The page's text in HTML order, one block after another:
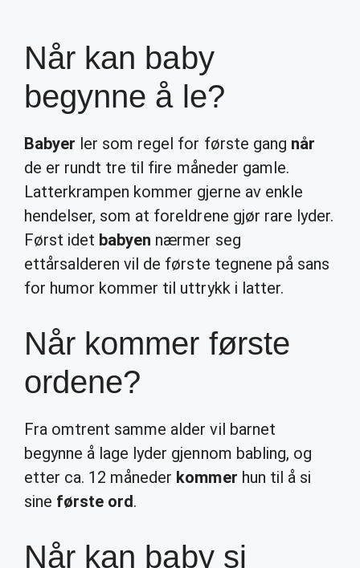
Når kan baby
begynne å le?
Babyer ler som regel for første gang når
de er rundt tre til fire måneder gamle.
Latterkrampen kommer gjerne av enkle
hendelser, som at foreldrene gjør rare lyder.
Først idet babyen nærmer seg
ettårsalderen vil de første tegnene på sans
for humor kommer til uttrykk i latter.
Når kommer første
ordene?
Fra omtrent samme alder vil barnet
begynne å lage lyder gjennom babling, og
etter ca. 12 måneder kommer hun til å si
sine første ord.
Når kan baby si